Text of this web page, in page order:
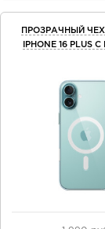
ПРОЗРАЧНЫЙ
IPHONE 16 PLUS